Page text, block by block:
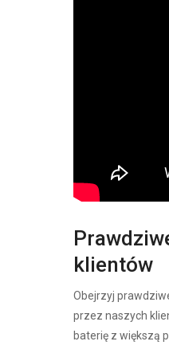
klientów
Obejrzyj
przez naszych
baterię z większą